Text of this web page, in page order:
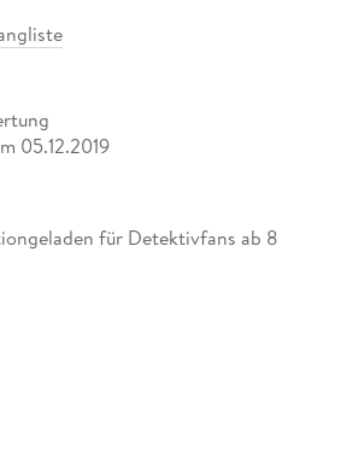
05.12.2019
für Detektivfans ab 8